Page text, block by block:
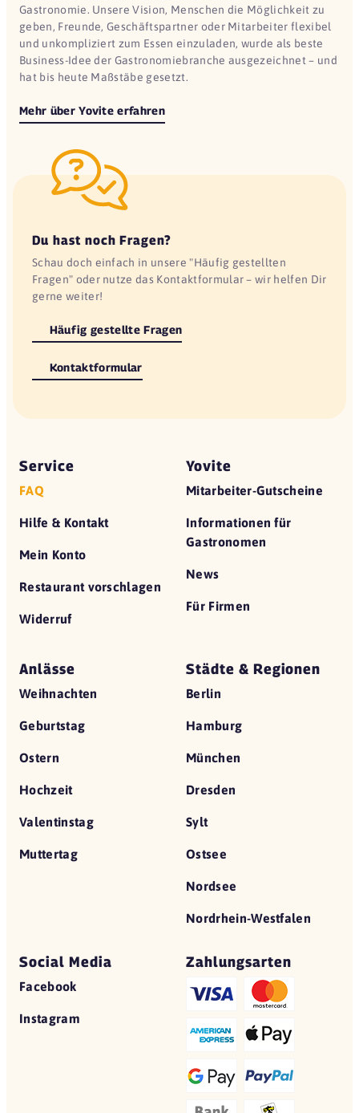
Gastronomie. Unsere Vision, Menschen die Möglichkeit zu
geben, Freunde, Geschäftspartner oder Mitarbeiter flexibel
und unkompliziert zum Essen einzuladen, wurde als beste
Business-Idee der Gastronomiebranche ausgezeichnet – und
hat bis heute Maßstäbe gesetzt.
Mehr über Yovite erfahren
Du hast noch Fragen?
Schau doch einfach in unsere "Häufig gestellten
Fragen" oder nutze das Kontaktformular – wir helfen Dir
gerne weiter!
Häufig gestellte Fragen
Kontaktformular
Service
FAQ
Hilfe & Kontakt
Mein Konto
Restaurant vorschlagen
Widerruf
Yovite
Mitarbeiter-Gutscheine
Informationen für
Gastronomen
News
Für Firmen
Anlässe
Weihnachten
Geburtstag
Ostern
Hochzeit
Valentinstag
Muttertag
Städte & Regionen
Berlin
Hamburg
München
Dresden
Sylt
Ostsee
Nordsee
Nordrhein-Westfalen
Social Media
Facebook
Instagram
Zahlungsarten